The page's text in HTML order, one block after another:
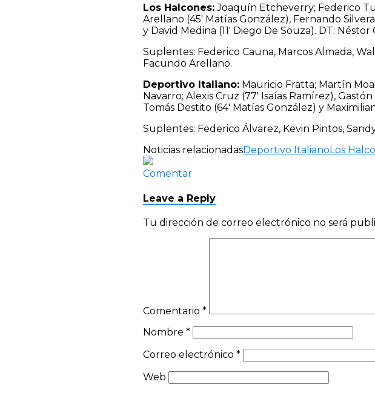
Los Halcones:Joaquín Etcheverry; Federico
Arellano (45′ Matías González), Fernando
y David Medina (11′ Diego De Souza). DT: Néstor
Suplentes: Federico Cauna, Marcos Almada,
Facundo Arellano.
Deportivo Italiano: Mauricio Fratta; Martín
Navarro; Alexis Cruz (77′ Isaías Ramírez),
Tomás Destito (64′ Matías González) y
Suplentes: Federico Álvarez, Kevin Pintos,
Noticias relacionadasDeportivo Italiano Los
Comentar
Leave a Reply
Tu dirección de correo electrónico no será
Comentario *
Nombre *
Correo electrónico *
Web